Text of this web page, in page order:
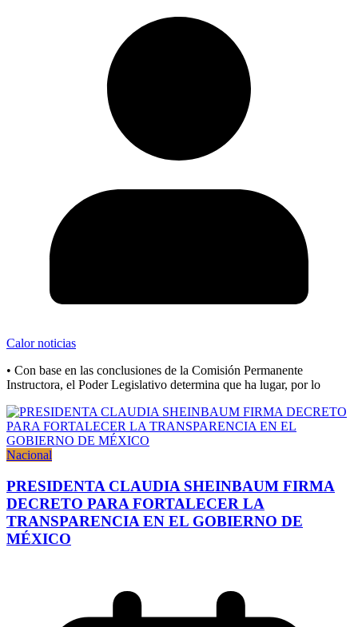
Calor noticias
• Con base en las conclusiones de la Comisión Permanente
Instructora, el Poder Legislativo determina que ha lugar, por lo
Nacional
PRESIDENTA CLAUDIA SHEINBAUM FIRMA
DECRETO PARA FORTALECER LA
TRANSPARENCIA EN EL GOBIERNO DE
MÉXICO